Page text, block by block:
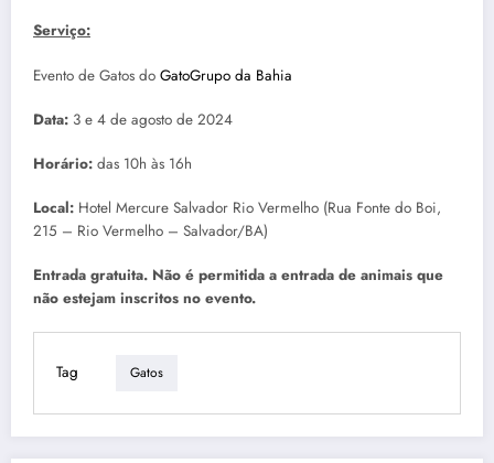
Serviço:
Evento de Gatos do GatoGrupo da Bahia
Data: 3 e 4 de agosto de 2024
Horário: das 10h às 16h
Local: Hotel Mercure Salvador Rio Vermelho (Rua Fonte do Boi,
215 – Rio Vermelho – Salvador/BA)
Entrada gratuita. Não é permitida a entrada de animais que
não estejam inscritos no evento.
Tag Gatos